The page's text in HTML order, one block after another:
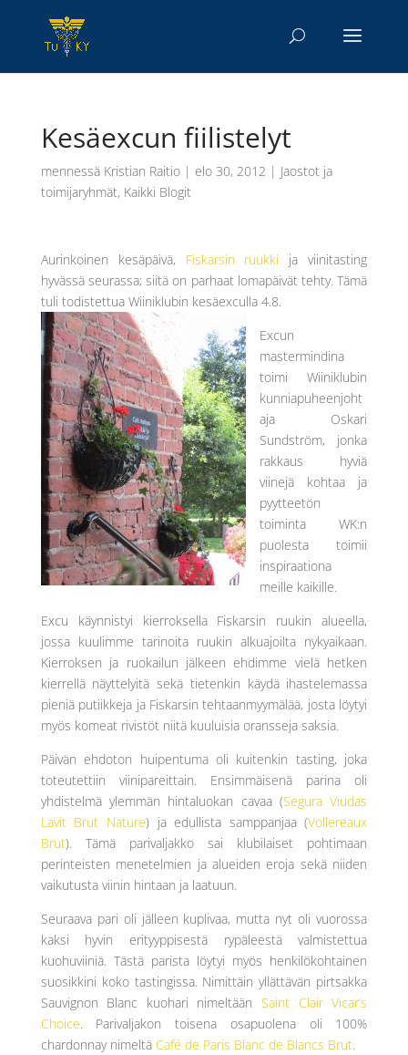
Kesäexcun fiilistelyt
mennessä Kristian Raitio| elo 30, 2012 | Jaostot ja
toimijaryhmät, Kaikki Blogit
Aurinkoinen kesäpäivä, Fiskarsin ruukki ja viinitasting
hyvässä seurassa; siitä on parhaat lomapäivät tehty. Tämä
tuli todistettua Wiiniklubin kesäexculla 4.8.
Excun
mastermindina
toimi Wiiniklubin
kunniapuheenjoht
aja Oskari
Sundström, jonka
rakkaus hyviä
viinejä kohtaa ja
pyytteetön
toiminta WK:n
puolesta toimii
inspiraationa
meille kaikille.
Excu käynnistyi kierroksella Fiskarsin ruukin alueella,
jossa kuulimme tarinoita ruukin alkuajoilta nykyaikaan.
Kierroksen ja ruokailun jälkeen ehdimme vielä hetken
kierrellä näyttelyitä sekä tietenkin käydä ihastelemassa
pieniä putiikkeja ja Fiskarsin tehtaanmyymälää, josta löytyi
myös komeat rivistöt niitä kuuluisia oransseja saksia.
Päivän ehdoton huipentuma oli kuitenkin tasting, joka
toteutettiin viinipareittain. Ensimmäisenä parina oli
yhdistelmä ylemmän hintaluokan cavaa (Segura Viudas
Lavit Brut Nature) ja edullista samppanjaa (Vollereaux
Brut). Tämä parivaljakko sai klubilaiset pohtimaan
perinteisten menetelmien ja alueiden eroja sekä niiden
vaikutusta viinin hintaan ja laatuun.
Seuraava pari oli jälleen kuplivaa, mutta nyt oli vuorossa
kaksi hyvin erityyppisestä rypäleestä valmistettua
kuohuviiniä. Tästä parista löytyi myös henkilökohtainen
suosikkini koko tastingissa. Nimittäin yllättävän pirtsakka
Sauvignon Blanc kuohari nimeltäänSaint Clair Vicar’s
Choice. Parivaljakon toisena osapuolena oli 100%
chardonnay nimeltä Café de Paris Blanc de Blancs Brut.